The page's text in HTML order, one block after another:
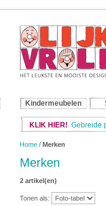
Kindermeubelen
KLIK HIER! Gebreide
Home / Merken
Merken
2 artikel(en)
Tonen als: